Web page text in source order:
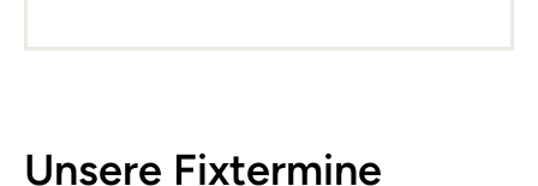
Unsere Fixtermine